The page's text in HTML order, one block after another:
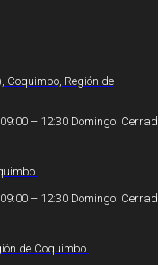
Coquimbo, Región de
– 12:30 Domingo: Cerrado
– 12:30 Domingo: Cerrado
de Coquimbo.